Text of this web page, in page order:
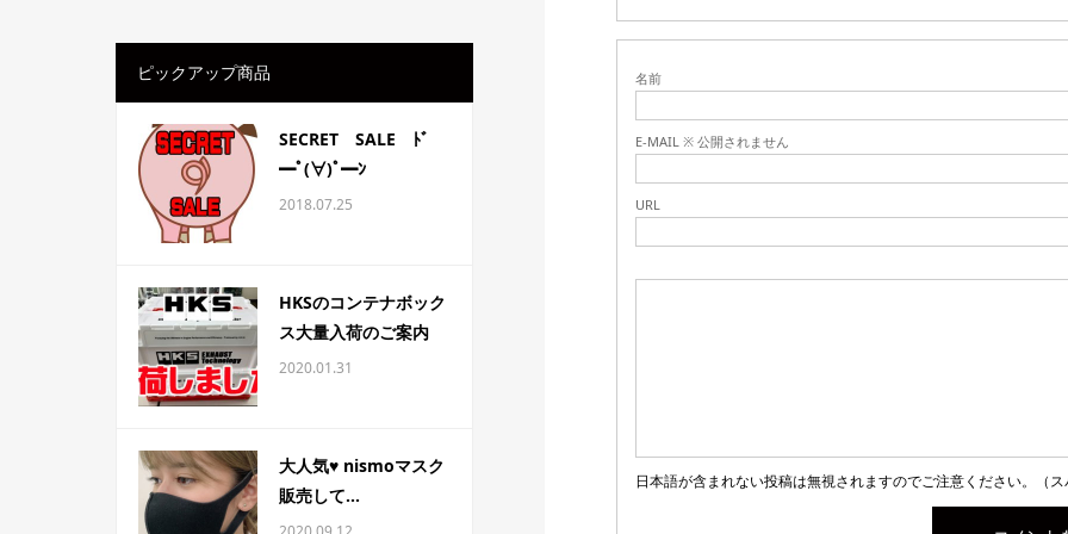
名前
E-MAIL ※ 公開されません
URL
日本語が含まれない投稿は無視されますのでご注意ください。（ス
ピックアップ商品
SECRET SALE ﾄﾞ
━ﾟ(∀)ﾟ━ﾝ
2018.07.25
HKSのコンテナボック
ス大量入荷のご案内
2020.01.31
大人気♥ nismoマスク
販売して...